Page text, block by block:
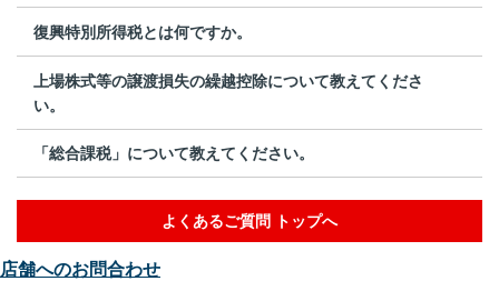
復興特別所得税とは何ですか。
上場株式等の譲渡損失の繰越控除について教えてくださ
い。
「総合課税」について教えてください。
よくあるご質問 トップへ
店舗へのお問合わせ